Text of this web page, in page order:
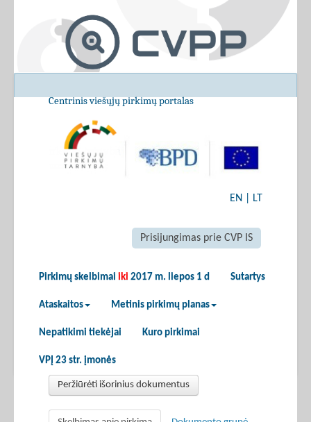
Centrinis viešųjų pirkimų portalas
EN LT
Prisijungimas prie CVP IS
Pirkimų skelbimai iki 2017 m. liepos 1 d Sutartys
Ataskaitos Metinis pirkimų planas
Nepatikimi tiekėjai Kuro pirkimai
VPĮ 23 str. įmonės
Peržiūrėti išorinius dokumentus